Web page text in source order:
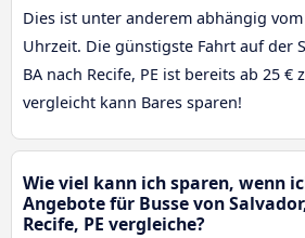
Dies ist unter anderem abhängig
Uhrzeit. Die günstigste Fahrt auf der
BA nach Recife, PE ist bereits ab 25 €
vergleicht kann Bares sparen!
Wie viel kann ich sparen, wenn
Angebote für Busse von
Recife, PE vergleiche?